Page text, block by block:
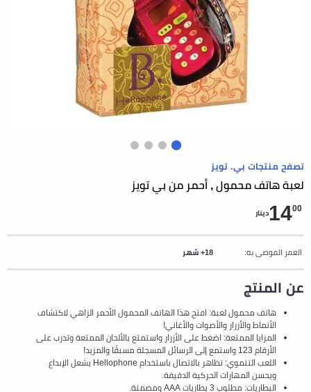
تصفح منتجات بي. تويز
لعبة هاتف محمول , أحمر من بي تويز
1400 دينار
العمر الموصى به: 18+ شهر
عن المنتج
هاتف محمول لعبة: افتح هذا الهاتف المحمول الأحمر الزاهي لاكتشاف
الأنماط والأزرار والأصوات والأغاني!
المزايا الممتعة: اضغط على الأزرار واستمتع بالألحان الممتعة وتدرب على
الأرقام 123 واستمع إلى الرسائل المسجلة مسبقًا والمزيد!
اللعب التنموي: تظاهر بالاتصال باستخدام Hellophone يشعل الإبداع
ويحسن المهارات الحركية الدقيقة.
البطاريات: مطلوب 3 بطاريات AAA ومضمنة.